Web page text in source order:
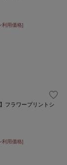
利用価格]
フラワープリントシ
利用価格]